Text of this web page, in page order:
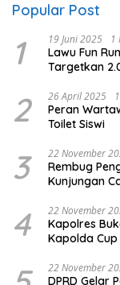
Popular Post
1 19 Juni 2025 1
Lawu Fun
Targetkan
2 26 April 2025
Peran
Toilet Siswi
3 22 November
Rembug
Kunjungan
4 22 November
Kapolres
Kapolda Cup
22 November
DPRD Gelar